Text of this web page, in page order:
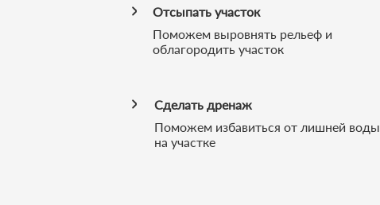
Отсыпать участок
Поможем выровнять рельеф и
облагородить участок
Сделать дренаж
Поможем избавиться от лишней воды
на участке